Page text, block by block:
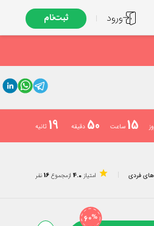
ورود ثبت‌نام
15ساعت 50 دقیقه 19ثانیه
فردی امتیاز 4.0 ازمجموع16نفر
60%